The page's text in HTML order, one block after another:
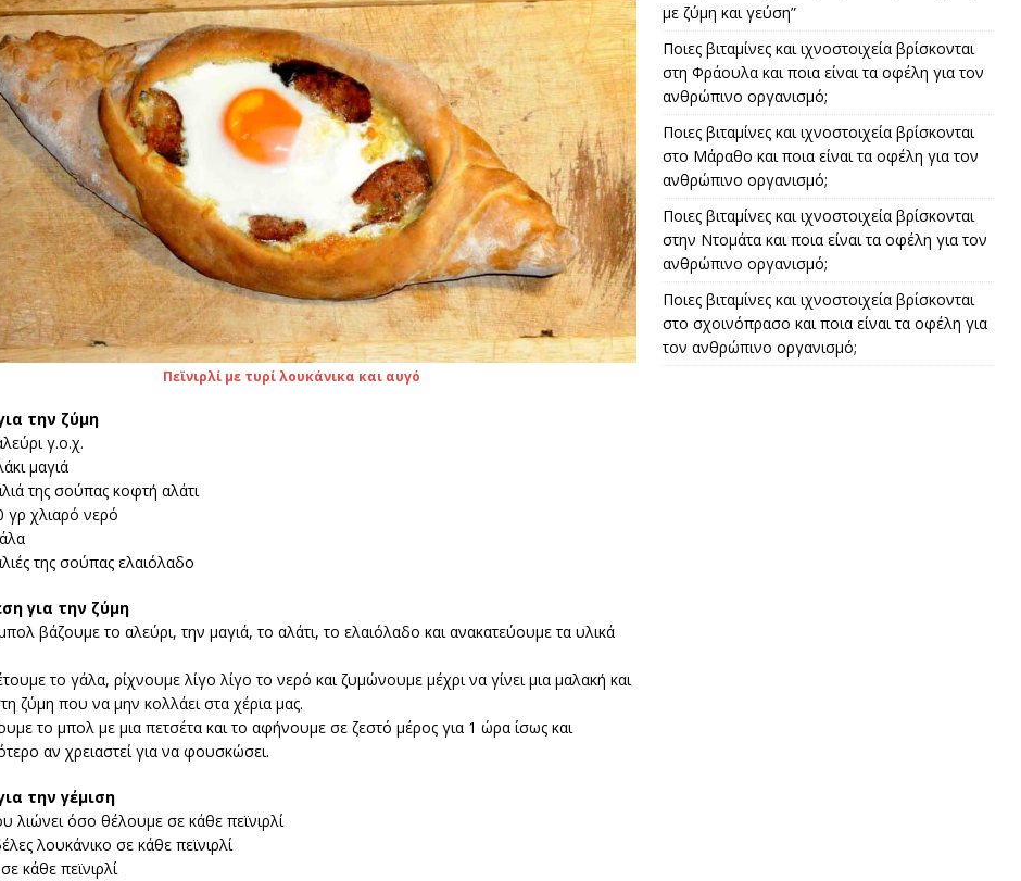
Πεϊνιρλί με τυρί λουκάνικα και αυγό
την ζύμη
γ.ο.χ.
μαγιά
της σούπας κοφτή αλάτι
γρ χλιαρό νερό
της σούπας ελαιόλαδο
για την ζύμη
βάζουμε το αλεύρι, την μαγιά, το αλάτι, το ελαιόλαδο και ανακατεύουμε τα υλικά
το γάλα, ρίχνουμε λίγο λίγο το νερό και ζυμώνουμε μέχρι να γίνει μια μαλακή και
ζύμη που να μην κολλάει στα χέρια μας.
το μπολ με μια πετσέτα και το αφήνουμε σε ζεστό μέρος για 1 ώρα ίσως και
αν χρειαστεί για να φουσκώσει.
την γέμιση
λιώνει όσο θέλουμε σε κάθε πεϊνιρλί
λουκάνικο σε κάθε πεϊνιρλί
κάθε πεϊνιρλί
με ζύμη και γεύση”
Ποιες βιταμίνες και ιχνοστοιχεία βρίσκονται
στη Φράουλα και ποια είναι τα οφέλη για τον
ανθρώπινο οργανισμό;
Ποιες βιταμίνες και ιχνοστοιχεία βρίσκονται
στο Μάραθο και ποια είναι τα οφέλη για τον
ανθρώπινο οργανισμό;
Ποιες βιταμίνες και ιχνοστοιχεία βρίσκονται
στην Ντομάτα και ποια είναι τα οφέλη για τον
ανθρώπινο οργανισμό;
Ποιες βιταμίνες και ιχνοστοιχεία βρίσκονται
στο σχοινόπρασο και ποια είναι τα οφέλη για
τον ανθρώπινο οργανισμό;